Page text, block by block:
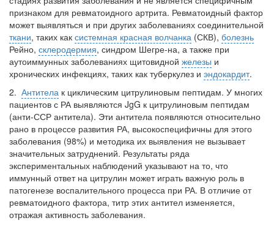
признаком для ревматоидного артрита. Рев­матоидный фактор
может выявляться и при других заболеваниях соединительной
ткани, таких как системная красная волчанка (СКВ), болезнь
Рейно, склеродермия, синдром Шегре-на, а также при
аутоиммунных заболеваниях щитовидной железы и
хронических инфекци­ях, таких как туберкулез и эндокардит.
2. Антитела к циклическим цитрулиновым пептидам. У многих
пациентов с РА выявляются JgG к цитрулиновым пептидам
(анти-ССР антитела). Эти антитела появляются относительно
рано в процессе развития РА, высокоспецифичны для этого
заболевания (98%) и методика их выявления не вызывает
значительных затруднений. Результаты ряда
экспериментальных наблюдений указывают на то, что
иммунный ответ на цитрулин может играть важную роль в
патогенезе воспалительного процесса при РА. В отличие от
ревматоидного фактора, титр этих антител изменяется,
отражая активность заболевания.